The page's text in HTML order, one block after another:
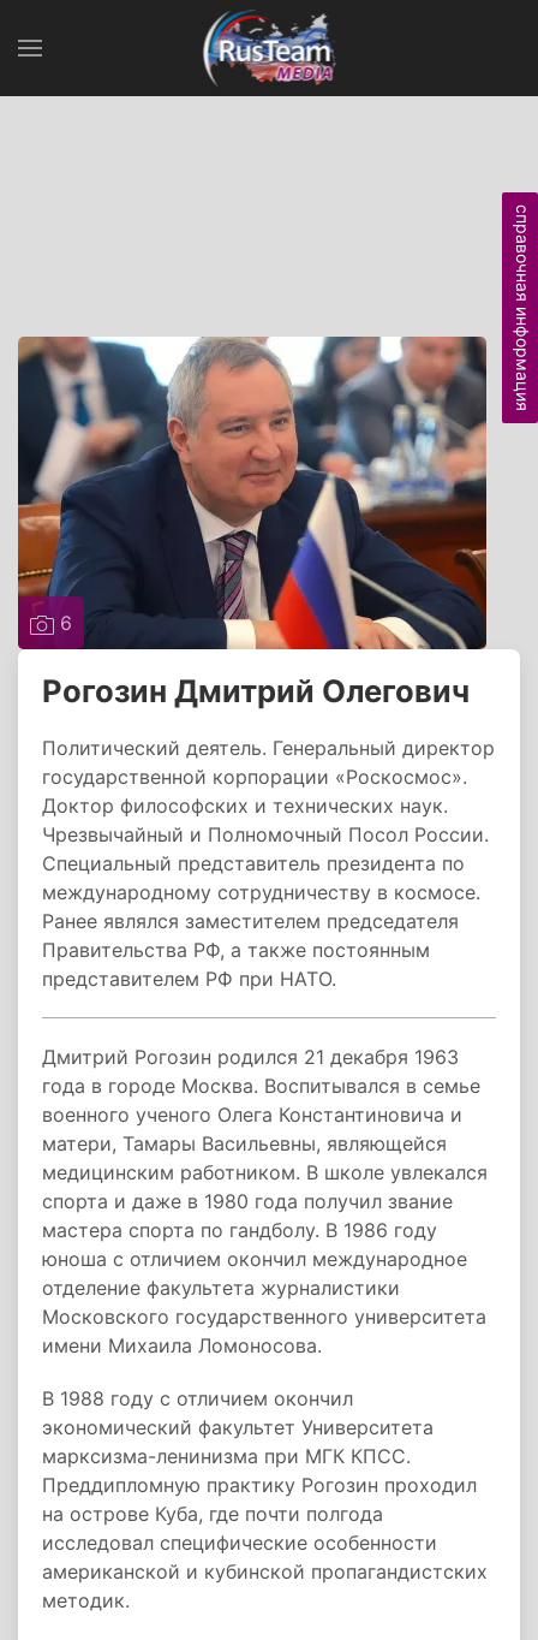
6
Рогозин Дмитрий Олегович
Политический деятель. Генеральный директор
государственной корпорации «Роскосмос».
Доктор философских и технических наук.
Чрезвычайный и Полномочный Посол России.
Специальный представитель президента по
международному сотрудничеству в космосе.
Ранее являлся заместителем председателя
Правительства РФ, а также постоянным
представителем РФ при НАТО.
Дмитрий Рогозин родился 21 декабря 1963
года в городе Москва. Воспитывался в семье
военного ученого Олега Константиновича и
матери, Тамары Васильевны, являющейся
медицинским работником. В школе увлекался
спорта и даже в 1980 года получил звание
мастера спорта по гандболу. В 1986 году
юноша с отличием окончил международное
отделение факультета журналистики
Московского государственного университета
имени Михаила Ломоносова.
В 1988 году с отличием окончил
экономический факультет Университета
марксизма-ленинизма при МГК КПСС.
Преддипломную практику Рогозин проходил
на острове Куба, где почти полгода
исследовал специфические особенности
американской и кубинской пропагандистских
методик.
справочная информация